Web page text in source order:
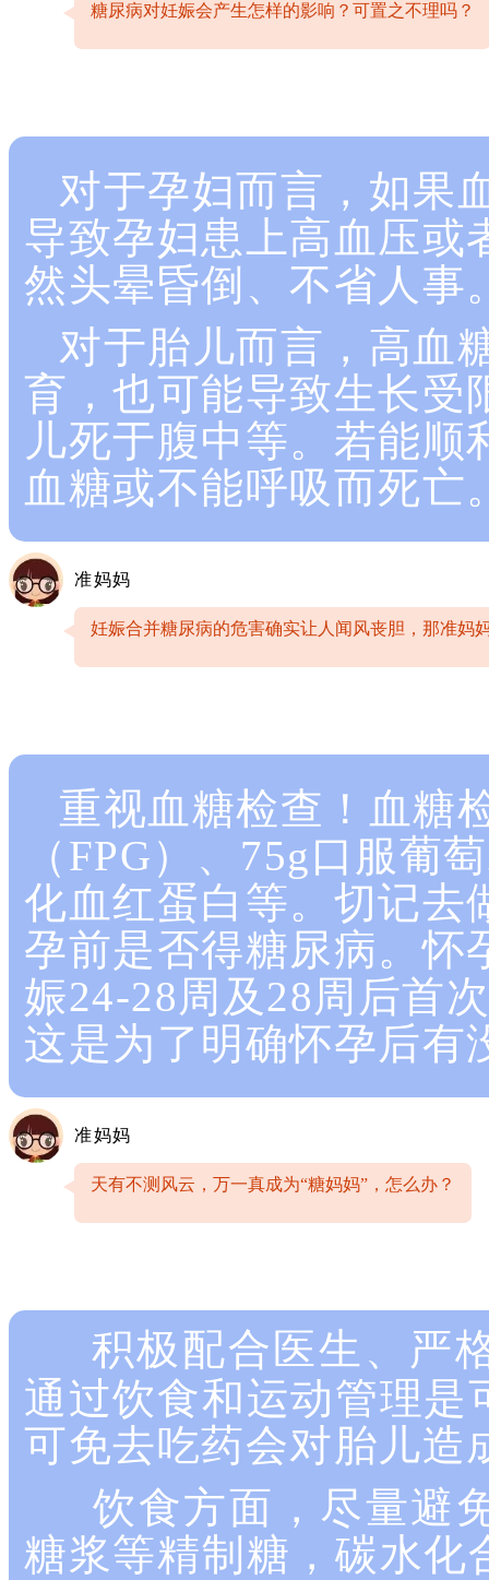
糖尿病对妊娠会产生怎样的影响？可置之不理吗？
对于孕妇而言，如果
导致孕妇患上高血压或
然头晕昏倒、不省人事
对于胎儿而言，高血
育，也可能导致生长受
儿死于腹中等。若能
血糖或不能呼吸而死亡
准妈妈
妊娠合并糖尿病的危害确实让人闻风丧胆，那准妈
重视血糖检查！血糖
（FPG）、75g口服葡
化血红蛋白等。切记去
孕前是否得糖尿病。怀
娠24-28周及28周后首
这是为了明确怀孕后有
准妈妈
天有不测风云，万一真成为“糖妈妈”，怎么办？
积极配合医生、严
通过饮食和运动管理是
可免去吃药会对胎儿造
饮食方面，尽量避
糖浆等精制糖，碳水化